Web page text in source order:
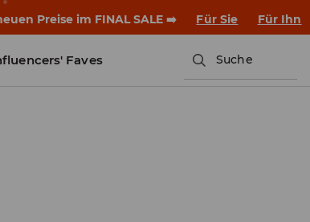
Starte mit einem neuen Outfit ins Schuljahr!
Faves Suche